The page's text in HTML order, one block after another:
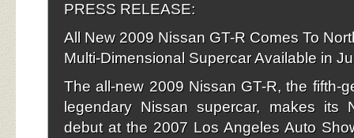
PRESS RELEASE:
All New 2009 Nissan GT-R Comes To
Multi-Dimensional Supercar Available in
The all-new 2009 Nissan GT-R, the fifth-
legendary Nissan supercar, makes its
debut at the 2007 Los Angeles Auto